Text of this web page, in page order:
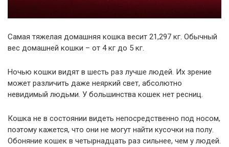
Самая тяжелая домашняя кошка весит 21,297 кг. Обычный
вес домашней кошки – от 4 кг до 5 кг.
Ночью кошки видят в шесть раз лучше людей. Их зрение
может различить даже неяркий свет, абсолютно
невидимый людьми. У большинства кошек нет ресниц.
Кошка не в состоянии видеть непосредственно под носом,
поэтому кажется, что они не могут найти кусочки на полу.
Обоняние кошек в четырнадцать раз сильнее, чем у людей.